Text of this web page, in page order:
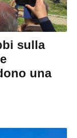
sulla
una